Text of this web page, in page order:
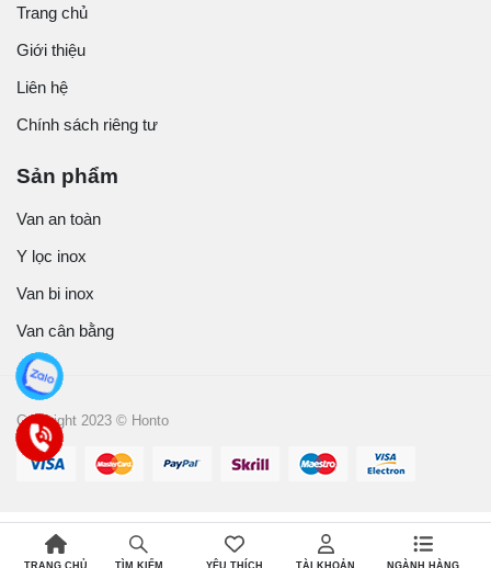
Trang chủ
Giới thiệu
Liên hệ
Chính sách riêng tư
Sản phẩm
Van an toàn
Y lọc inox
Van bi inox
Van cân bằng
Copyright 2023 © Honto
TRANG CHỦ TÌM KIẾM YÊU THÍCH TÀI KHOẢN NGÀNH HÀNG